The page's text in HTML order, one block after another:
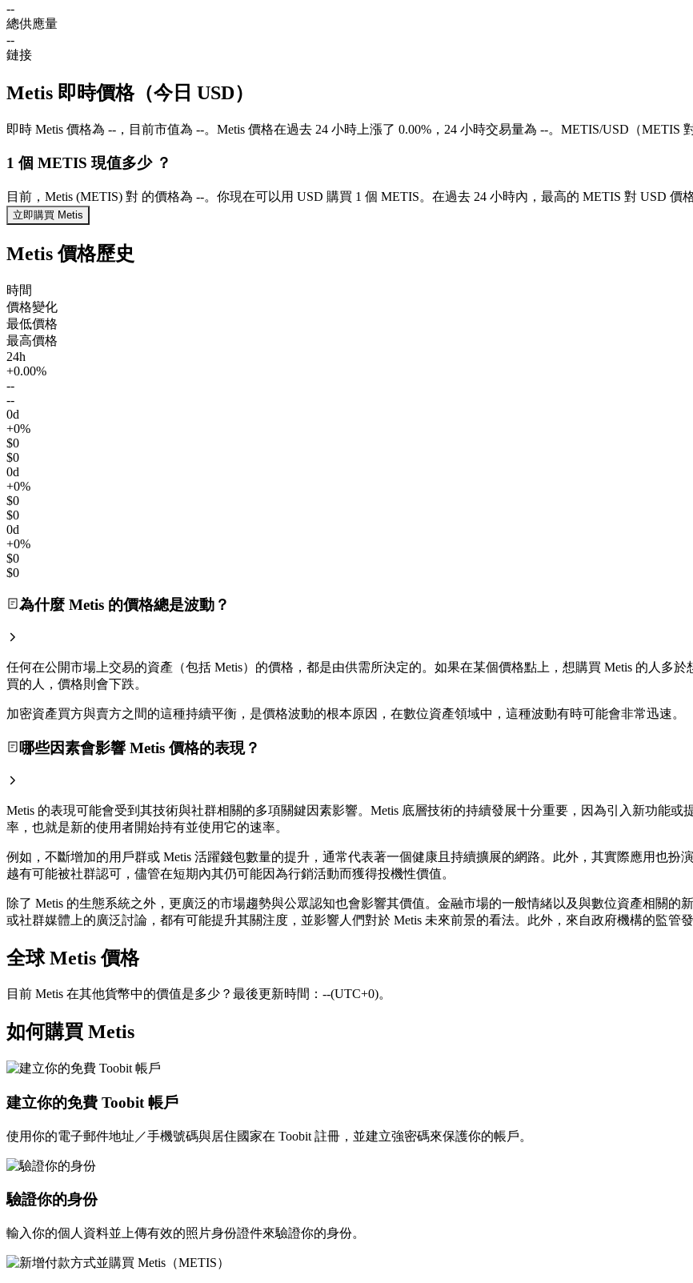
--
總供應量
--
鏈接
Metis 即時價格（今日 USD）
即時 Metis 價格為 --，目前市值為 --。Metis 價格在過去 24 小時上漲了 0.00%，24 小時交易量為 --。METIS/USD（METIS
1 個 METIS 現值多少 ？
目前，Metis (METIS) 對 的價格為 --。你現在可以用 USD 購買 1 個 METIS。在過去 24 小時內，最高的 METIS 對 USD 價
立即購買 Metis
Metis 價格歷史
時間
價格變化
最低價格
最高價格
24h
+0.00%
--
--
0d
+0%
$0
$0
0d
+0%
$0
$0
0d
+0%
$0
$0
為什麼 Metis 的價格總是波動？
任何在公開市場上交易的資產（包括 Metis）的價格，都是由供需所決定的。如果在某個價格點上，想購買 Metis 的人多
買的人，價格則會下跌。
加密資產買方與賣方之間的這種持續平衡，是價格波動的根本原因，在數位資產領域中，這種波動有時可能會非常迅速。
哪些因素會影響 Metis 價格的表現？
Metis 的表現可能會受到其技術與社群相關的多項關鍵因素影響。Metis 底層技術的持續發展十分重要，因為引入新功能
率，也就是新的使用者開始持有並使用它的速率。
例如，不斷增加的用戶群或 Metis 活躍錢包數量的提升，通常代表著一個健康且持續擴展的網路。此外，其實際應用也
越有可能被社群認可，儘管在短期內其仍可能因為行銷活動而獲得投機性價值。
除了 Metis 的生態系統之外，更廣泛的市場趨勢與公眾認知也會影響其價值。金融市場的一般情緒以及與數位資產相關的
或社群媒體上的廣泛討論，都有可能提升其關注度，並影響人們對於 Metis 未來前景的看法。此外，來自政府機構的監管
全球 Metis 價格
目前 Metis 在其他貨幣中的價值是多少？最後更新時間：--(UTC+0)。
如何購買 Metis
建立你的免費 Toobit 帳戶
使用你的電子郵件地址／手機號碼與居住國家在 Toobit 註冊，並建立強密碼來保護你的帳戶。
驗證你的身份
輸入你的個人資料並上傳有效的照片身份證件來驗證你的身份。